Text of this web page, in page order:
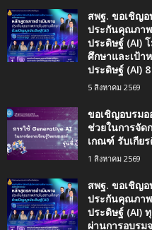
สพฐ. ขอเชิญ
ประกันคุณภา
ประดิษฐ์ (AI)
ศึกษาและเป้า
ประดิษฐ์ (AI)
5 สิงหาคม 2569
ขอเชิญอบรมอ
ช่วยในการจัด
เกณฑ์ รับเกีย
1 สิงหาคม 2569
สพฐ. ขอเชิญ
ประกันคุณภา
ประดิษฐ์ (AI)
ผ่านการอบรม